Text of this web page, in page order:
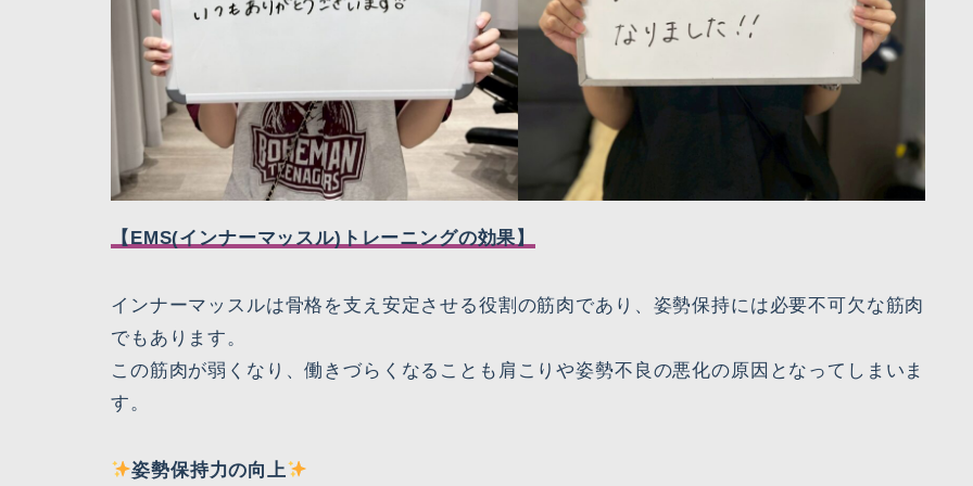
【EMS(インナーマッスル)トレーニングの効果】
インナーマッスルは骨格を支え安定させる役割の筋肉であり、姿勢保持には必要不可欠な筋肉
でもあります。
この筋肉が弱くなり、働きづらくなることも肩こりや姿勢不良の悪化の原因となってしまいま
す。
姿勢保持力の向上